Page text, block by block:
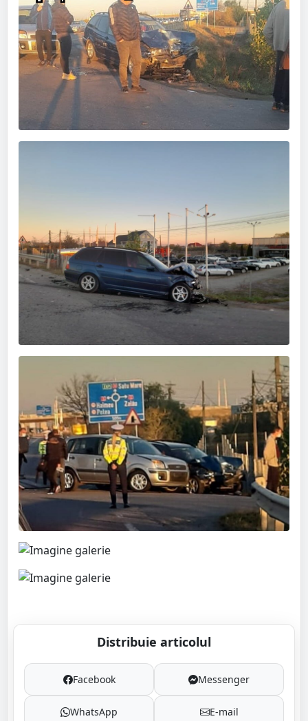
Distribuie articolul
Facebook Messenger
WhatsApp E-mail